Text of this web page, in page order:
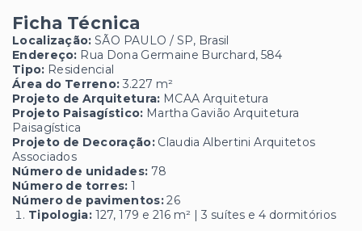
Ficha Técnica
Localização: SÃO PAULO / SP, Brasil
Endereço: Rua Dona Germaine Burchard, 584
Tipo: Residencial
Área do Terreno: 3.227 m²
Projeto de Arquitetura: MCAA Arquitetura
Projeto Paisagístico: Martha Gavião Arquitetura
Paisagística
Projeto de Decoração:Claudia Albertini Arquitetos
Associados
Número de unidades: 78
Número de torres: 1
Número de pavimentos:26
Tipologia: 127, 179 e 216 m² | 3 suítes e 4 dormitórios